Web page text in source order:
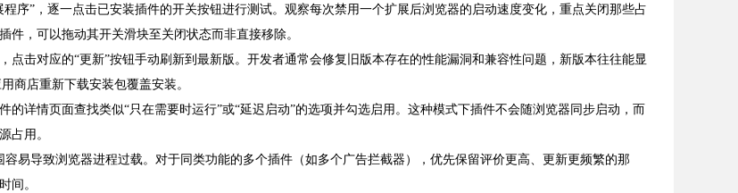
序”，逐一点击已安装插件的开关按钮进行测试。观察每次禁用一个扩展后浏览器的启动速度变化，重点关闭那些占
，可以拖动其开关滑块至关闭状态而非直接移除。
击对应的“更新”按钮手动刷新到最新版。开发者通常会修复旧版本存在的性能漏洞和兼容性问题，新版本往往能显
商店重新下载安装包覆盖安装。
详情页面查找类似“只在需要时运行”或“延迟启动”的选项并勾选启用。这种模式下插件不会随浏览器同步启动，而
占用。
易导致浏览器进程过载。对于同类功能的多个插件（如多个广告拦截器），优先保留评价更高、更新更频繁的那
间。